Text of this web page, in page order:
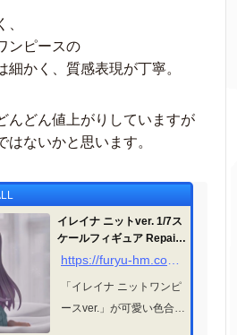
ンピースの
かく、質感表現が丁寧。
んどん値上がりしていますが
ないかと思います。
イレイナ ニットver. 1/7ス
ケールフィギュア Repaint
BLUE | 魔女の旅々
「イレイナ ニットワンピ
ースver.」が可愛い色合い